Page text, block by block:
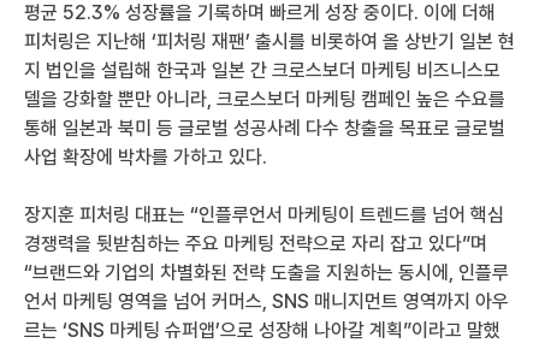
평균 52.3% 성장률을 기록하며 빠르게 성장 중이다. 이에 더해
피처링은 지난해 ‘피처링 재팬’ 출시를 비롯하여 올 상반기 일본 현
지 법인을 설립해 한국과 일본 간 크로스보더 마케팅 비즈니스모
델을 강화할 뿐만 아니라, 크로스보더 마케팅 캠페인 높은 수요를
통해 일본과 북미 등 글로벌 성공사례 다수 창출을 목표로 글로벌
사업 확장에 박차를 가하고 있다.
장지훈 피처링 대표는 “인플루언서 마케팅이 트렌드를 넘어 핵심
경쟁력을 뒷받침하는 주요 마케팅 전략으로 자리 잡고 있다”며
“브랜드와 기업의 차별화된 전략 도출을 지원하는 동시에, 인플루
언서 마케팅 영역을 넘어 커머스, SNS 매니지먼트 영역까지 아우
르는 ‘SNS 마케팅 슈퍼앱’으로 성장해 나아갈 계획”이라고 말했